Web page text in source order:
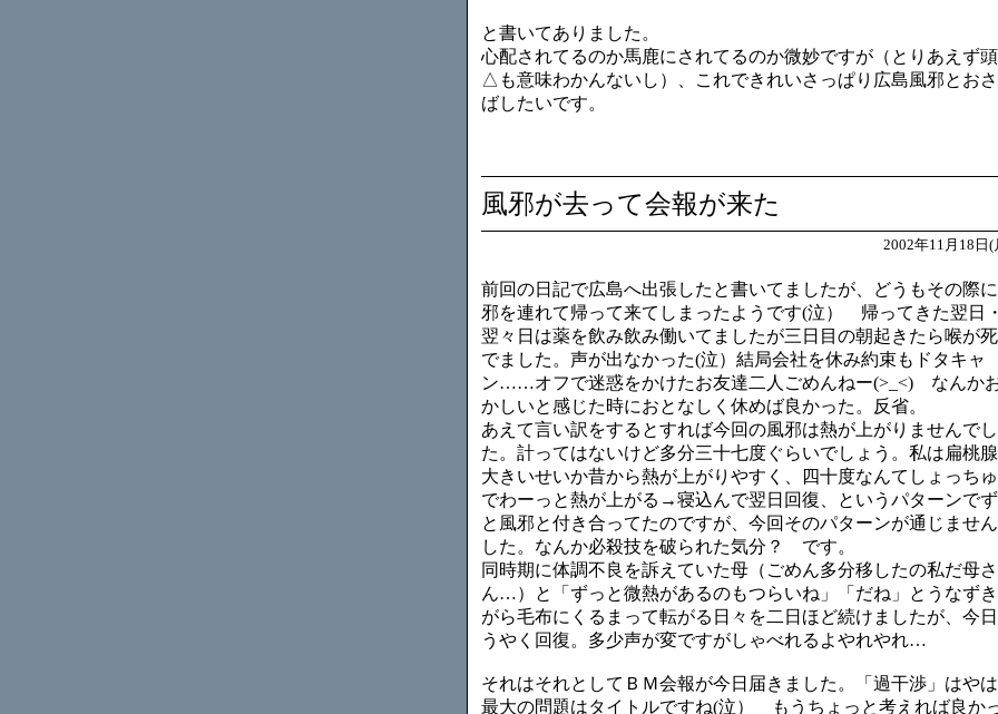
と書いてありました。
心配されてるのか馬鹿にされてるのか微妙ですが（とりあえず
△も意味わかんないし）、これできれいさっぱり広島風邪とお
ばしたいです。
風邪が去って会報が来た
2002年11月18日(
前回の日記で広島へ出張したと書いてましたが、どうもその際
邪を連れて帰って来てしまったようです(泣） 帰ってきた翌日・
翌々日は薬を飲み飲み働いてましたが三日目の朝起きたら喉が
でました。声が出なかった(泣）結局会社を休み約束もドタキャ
ン……オフで迷惑をかけたお友達二人ごめんねー(>_<) なんか
かしいと感じた時におとなしく休めば良かった。反省。
あえて言い訳をするとすれば今回の風邪は熱が上がりませんでし
た。計ってはないけど多分三十七度ぐらいでしょう。私は扁桃
大きいせいか昔から熱が上がりやすく、四十度なんてしょっちゅ
でわーっと熱が上がる→寝込んで翌日回復、というパターンで
と風邪と付き合ってたのですが、今回そのパターンが通じませ
した。なんか必殺技を破られた気分？ です。
同時期に体調不良を訴えていた母（ごめん多分移したの私だ母さ
ん…）と「ずっと微熱があるのもつらいね」「だね」とうなず
がら毛布にくるまって転がる日々を二日ほど続けましたが、今日
うやく回復。多少声が変ですがしゃべれるよやれやれ…
それはそれとしてＢＭ会報が今日届きました。「過干渉」はやは
最大の問題はタイトルですね(泣） もうちょっと考えれば良か